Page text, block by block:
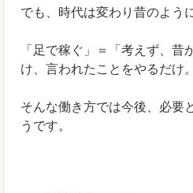
でも、時代は変わり昔のよう
「足で稼ぐ」＝「考えず、昔
け、言われたことをやるだけ
そんな働き方では今後、必要
うです。